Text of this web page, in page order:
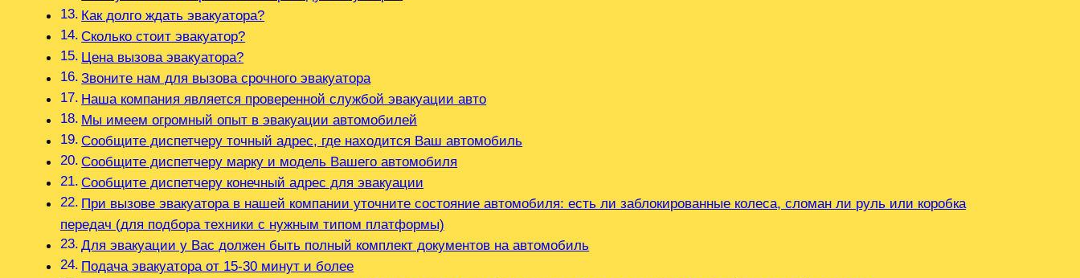
Как долго ждать эвакуатора?
Сколько стоит эвакуатор?
Цена вызова эвакуатора?
Звоните нам для вызова срочного эвакуатора
Наша компания является проверенной службой эвакуации авто
Мы имеем огромный опыт в эвакуации автомобилей
Сообщите диспетчеру точный адрес, где находится Ваш автомобиль
Сообщите диспетчеру марку и модель Вашего автомобиля
Сообщите диспетчеру конечный адрес для эвакуации
При вызове эвакуатора в нашей компании уточните состояние автомобиля: есть ли заблокированные колеса, сломан ли руль или коробка
передач (для подбора техники с нужным типом платформы)
Для эвакуации у Вас должен быть полный комплект документов на автомобиль
Подача эвакуатора от 15-30 минут и более